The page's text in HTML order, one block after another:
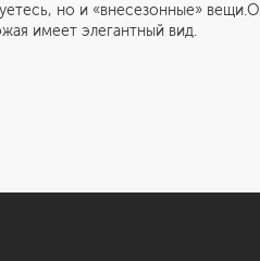
но и «внесезонные»
имеет элегантный вид.